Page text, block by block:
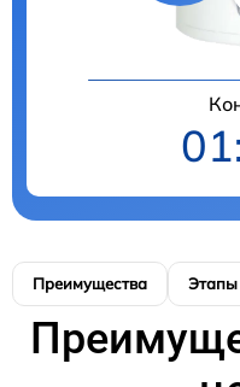
Преимущества Этапы